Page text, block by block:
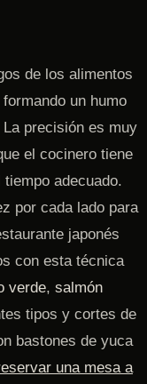
de los alimentos
un humo
precisión es muy
el cocinero tiene
adecuado.
por cada lado para
japonés
con esta técnica
verde, salmón
tipos y cortes de
bastones de yuca
una mesa a